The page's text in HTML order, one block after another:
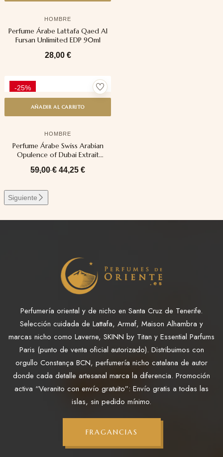
HOMBRE
Perfume Árabe Lattafa Qaed Al
Fursan Unlimited EDP 90ml
28,00 €
-25%
AÑADIR AL CARRITO
HOMBRE
Perfume Árabe Swiss Arabian
Opulence of Dubai Extrait
59,00€ 44,25 €
Siguiente
Perfumería oriental y de nicho en Santa Cruz de Tenerife.
Selección cuidada de Lattafa, Armaf, Maison Alhambra y
marcas nicho como Laverne, SKINN by Titan y Essential Parfums
Paris (punto de venta oficial autorizado). Distribuimos con
orgullo Constança BCN, perfumería nicho catalana de autor
donde cada detalle artesanal marca la diferencia. Promoción
activa “Veranito con envío gratuito”: Envío gratis a todas las
islas, sin pedido mínimo.
FRAGANCIAS